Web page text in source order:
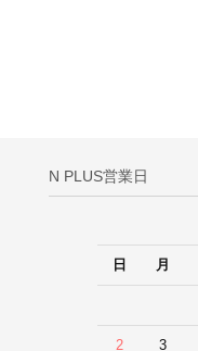
N PLUS営業日
日
月
2 3